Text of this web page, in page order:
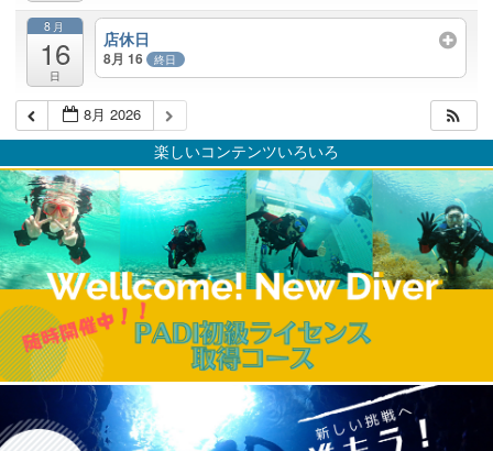
8月
16
日
店休日
8月 16 終日
8月 2026
楽しいコンテンツいろいろ